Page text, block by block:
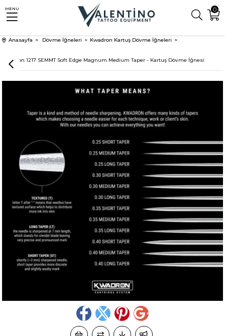
0
MENU
Anasayfa Dövme İğneleri Kwadron Kartuş Dövme İğneleri
Kwadron 1217 SEMMT Soft Edge Magnum Medium Taper - Kartuş Dövme İğnesi